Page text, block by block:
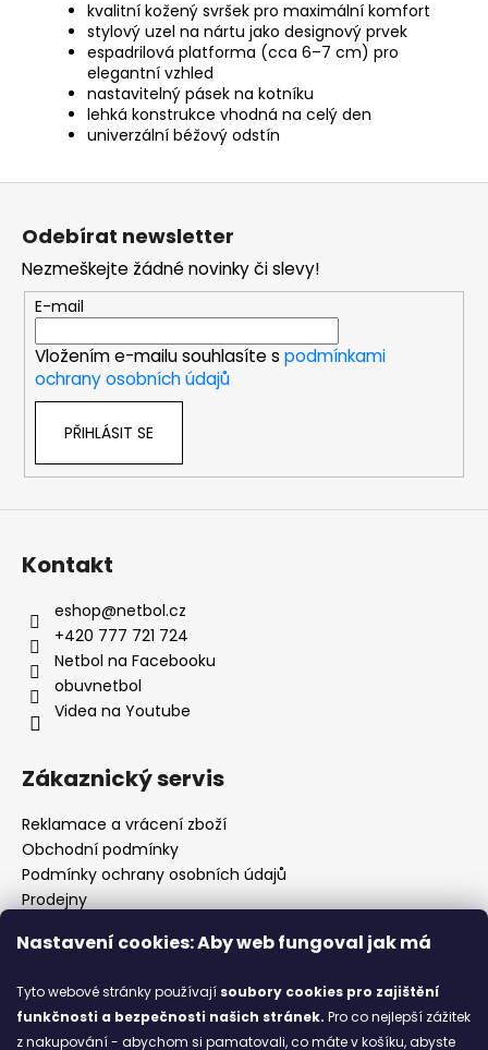
Nastavení cookies: Aby web fungoval jak má
Tyto webové stránky používají soubory cookies pro zajištění
funkčnosti a bezpečnosti našich stránek. Pro co nejlepší zážitek
z nakupování - abychom si pamatovali, co máte v košíku, abyste
kvalitní kožený svršek pro maximální komfort
stylový uzel na nártu jako designový prvek
espadrilová platforma (cca 6–7 cm) pro
elegantní vzhled
nastavitelný pásek na kotníku
lehká konstrukce vhodná na celý den
univerzální béžový odstín
Z
Odebírat newsletter
Nezmeškejte žádné novinky či slevy!
E-mail
Vložením e-mailu souhlasíte s podmínkami
ochrany osobních údajů
PŘIHLÁSIT SE
Kontakt
eshop@netbol.cz
+420 777 721 724
Netbol na Facebooku
obuvnetbol
Videa na Youtube
Zákaznický servis
Reklamace a vrácení zboží
Obchodní podmínky
Podmínky ochrany osobních údajů
Prodejny
Značky
Blog